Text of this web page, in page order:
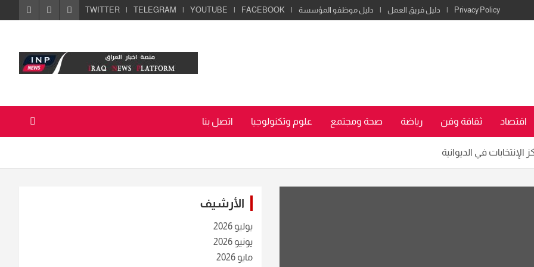
Privacy Policy دليل فريق العمل دليل موظفو المؤسسة FACEBOOK
YOUTUBE
TELEGRAM
TWITTER
اقتصاد ثقافة وفن رياضة صحة ومجتمع علوم وتكنولوجيا اتصل بنا
في الديوانية
الأرشيف
يوليو 2026
يونيو 2026
مايو 2026